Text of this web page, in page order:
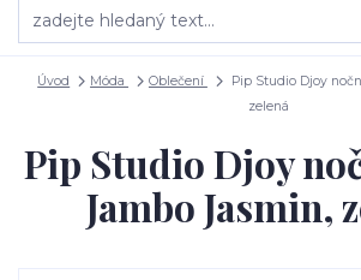
Úvod Móda Oblečení
Pip Studio Djoy
zelená
Pip Studio Djoy
Jambo Jasmin,